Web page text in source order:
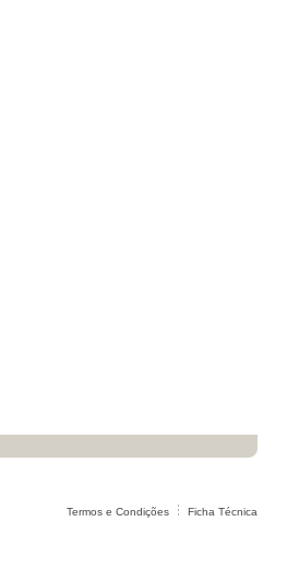
Termos e Condições Ficha Técnica